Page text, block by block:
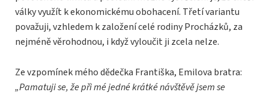
války využít k ekonomickému obohacení. Třetí variantu
považuji, vzhledem k založení celé rodiny Procházků, za
nejméně věrohodnou, i když vyloučit ji zcela nelze.
Ze vzpomínek mého dědečka Františka, Emilova bratra:
„Pamatuji se, že při mé jedné krátké návštěvě jsem se